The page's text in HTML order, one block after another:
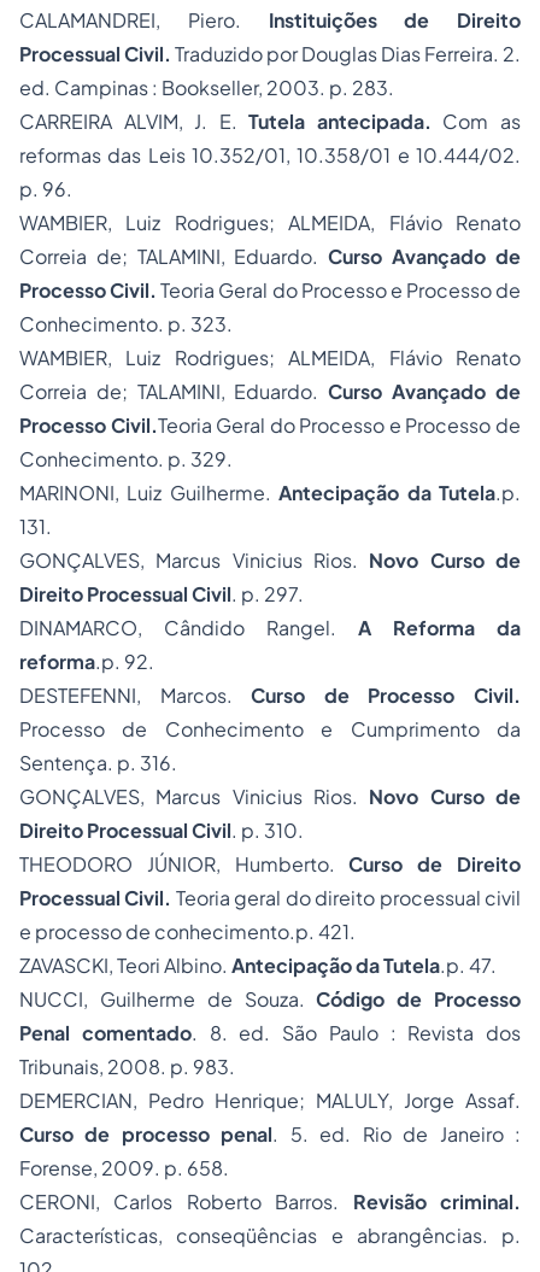
CALAMANDREI, Piero. Instituições de Direito
Processual Civil. Traduzido por Douglas Dias Ferreira. 2.
ed. Campinas : Bookseller, 2003. p. 283.
CARREIRA ALVIM, J. E.Tutela antecipada. Com as
reformas das Leis 10.352/01, 10.358/01 e 10.444/02.
p. 96.
WAMBIER, Luiz Rodrigues; ALMEIDA, Flávio Renato
Correia de; TALAMINI, Eduardo.Curso Avançado de
Processo Civil.Teoria Geral do Processo e Processo de
Conhecimento. p. 323.
WAMBIER, Luiz Rodrigues; ALMEIDA, Flávio Renato
Correia de; TALAMINI, Eduardo.Curso Avançado de
Processo Civil.Teoria Geral do Processo e Processo de
Conhecimento. p. 329.
MARINONI, Luiz Guilherme.Antecipação da Tutela.p.
131.
GONÇALVES, Marcus Vinicius Rios. Novo Curso de
Direito Processual Civil. p. 297.
DINAMARCO, Cândido Rangel. A Reforma da
reforma.p. 92.
DESTEFENNI, Marcos.Curso de Processo Civil.
Processo de Conhecimento e Cumprimento da
Sentença. p. 316.
GONÇALVES, Marcus Vinicius Rios. Novo Curso de
Direito Processual Civil. p. 310.
THEODORO JÚNIOR, Humberto.Curso de Direito
Processual Civil. Teoria geral do direito processual civil
e processo de conhecimento.p. 421.
ZAVASCKI, Teori Albino. Antecipação da Tutela.p. 47.
NUCCI, Guilherme de Souza.Código de Processo
Penal comentado. 8. ed. São Paulo : Revista dos
Tribunais, 2008. p. 983.
DEMERCIAN, Pedro Henrique; MALULY, Jorge Assaf.
Curso de processo penal. 5. ed. Rio de Janeiro :
Forense, 2009. p. 658.
CERONI, Carlos Roberto Barros. Revisão criminal.
Características, conseqüências e abrangências. p.